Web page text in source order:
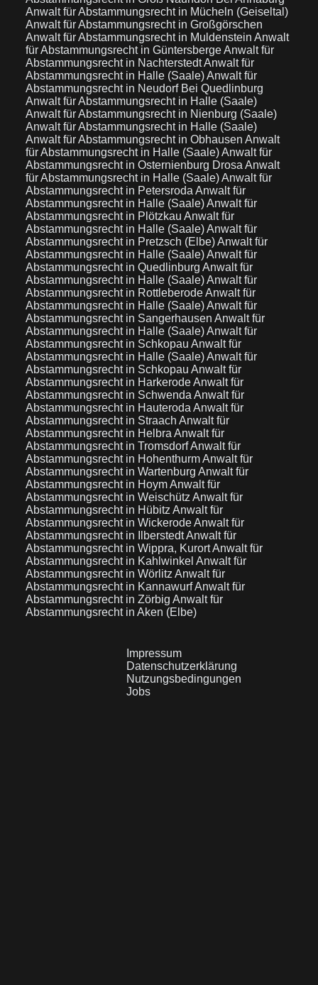
Anwalt für Abstammungsrecht in Mücheln (Geiseltal)
Anwalt für Abstammungsrecht in Großgörschen
Anwalt für Abstammungsrecht in Muldenstein Anwalt
für Abstammungsrecht in GüntersbergeAnwalt für
Abstammungsrecht in NachterstedtAnwalt für
Abstammungsrecht in Halle (Saale)Anwalt für
Abstammungsrecht in Neudorf Bei Quedlinburg
Anwalt für Abstammungsrecht in Halle (Saale)
Anwalt für Abstammungsrecht in Nienburg (Saale)
Anwalt für Abstammungsrecht in Halle (Saale)
Anwalt für Abstammungsrecht in Obhausen Anwalt
für Abstammungsrecht in Halle (Saale)Anwalt für
Abstammungsrecht in Osternienburg Drosa Anwalt
für Abstammungsrecht in Halle (Saale)Anwalt für
Abstammungsrecht in Petersroda Anwalt für
Abstammungsrecht in Halle (Saale)Anwalt für
Abstammungsrecht in Plötzkau Anwalt für
Abstammungsrecht in Halle (Saale)Anwalt für
Abstammungsrecht in Pretzsch (Elbe)Anwalt für
Abstammungsrecht in Halle (Saale)Anwalt für
Abstammungsrecht in Quedlinburg Anwalt für
Abstammungsrecht in Halle (Saale)Anwalt für
Abstammungsrecht in RottleberodeAnwalt für
Abstammungsrecht in Halle (Saale)Anwalt für
Abstammungsrecht in Sangerhausen Anwalt für
Abstammungsrecht in Halle (Saale)Anwalt für
Abstammungsrecht in Schkopau Anwalt für
Abstammungsrecht in Halle (Saale)Anwalt für
Abstammungsrecht in Schkopau Anwalt für
Abstammungsrecht in HarkerodeAnwalt für
Abstammungsrecht in Schwenda Anwalt für
Abstammungsrecht in Hauteroda Anwalt für
Abstammungsrecht in Straach Anwalt für
Abstammungsrecht in Helbra Anwalt für
Abstammungsrecht in TromsdorfAnwalt für
Abstammungsrecht in HohenthurmAnwalt für
Abstammungsrecht in Wartenburg Anwalt für
Abstammungsrecht in HoymAnwalt für
Abstammungsrecht in Weischütz Anwalt für
Abstammungsrecht in Hübitz Anwalt für
Abstammungsrecht in WickerodeAnwalt für
Abstammungsrecht in IlberstedtAnwalt für
Abstammungsrecht in Wippra, KurortAnwalt für
Abstammungsrecht in Kahlwinkel Anwalt für
Abstammungsrecht in Wörlitz Anwalt für
Abstammungsrecht in KannawurfAnwalt für
Abstammungsrecht in Zörbig Anwalt für
Abstammungsrecht in Aken (Elbe)
Impressum
Datenschutzerklärung
Nutzungsbedingungen
Jobs